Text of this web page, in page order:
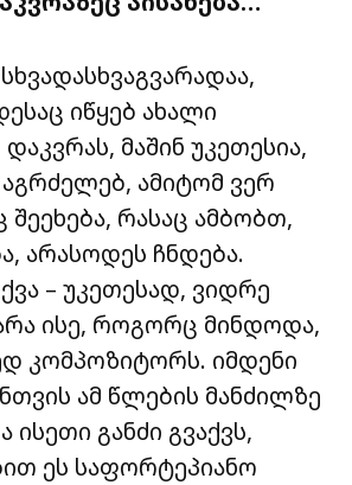
სხვადასხვაგვარადაა,
იწყებ ახალი
დაკვრას, მაშინ უკეთესია,
აგრძელებ, ამიტომ ვერ
შეეხება, რასაც ამბობთ,
, არასოდეს ჩნდება.
–უკეთესად, ვიდრე
ისე, როგორც მინდოდა,
კომპოზიტორს. იმდენი
ამ წლების მანძილზე
ისეთი განძი გვაქვს,
ეს საფორტეპიანო